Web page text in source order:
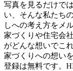
写真を見るだけで
い、そんな私たち
しへの考え方をメ
家づくりや住宅会
がどんな想いでこ
家づくりへの想い
登録は無料です。